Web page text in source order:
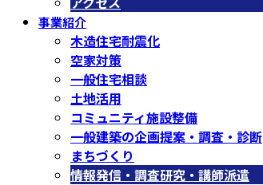
事業紹介
木造住宅耐震化
空家対策
一般住宅相談
土地活用
コミュニティ施設整備
一般建築の企画提案・調査・診断
まちづくり
情報発信・調査研究・講師派遣